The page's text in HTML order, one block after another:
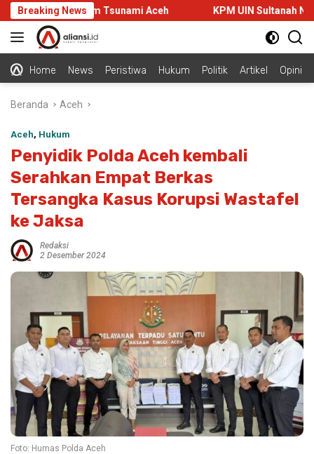
Langsung
ke
konten
Breaking News
di Museum Tsunami Aceh KPM UIN Sultanah
Home News Peristiwa Hukum Politik Artikel Opini
Beranda Aceh
Aceh, Hukum
Penyidik Polda Aceh kembali
Serahkan Empat Berkas
Tersangka Kasus Korupsi Wastafel
ke Jaksa
Redaksi
2 Desember 2024
Foto: Humas Polda Aceh